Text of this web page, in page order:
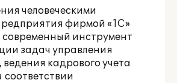
человеческими
фирмой «1С»
инструмент
задач управления
кадрового учета
соответствии